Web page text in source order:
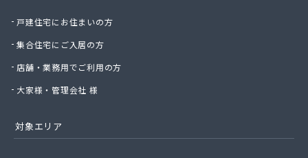
有限会社椙野ガス
有限会社石丸ガス商会
有限会社大政ガス
有限会社大西太商店
有限会社中武商事
有限会社長瀬商店
戸建住宅にお住まいの方
集合住宅にご入居の方
店舗・業務用でご利用の方
大家様・管理会社 様
対象エリア